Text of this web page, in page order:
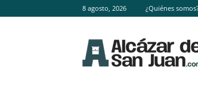
8 agosto, 2026 ¿Quiénes